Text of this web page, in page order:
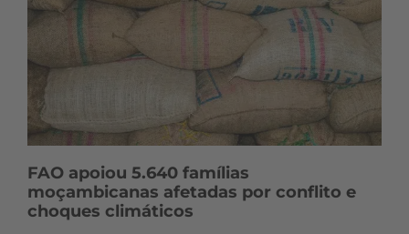
FAO apoiou 5.640 famílias
moçambicanas afetadas por conflito e
choques climáticos